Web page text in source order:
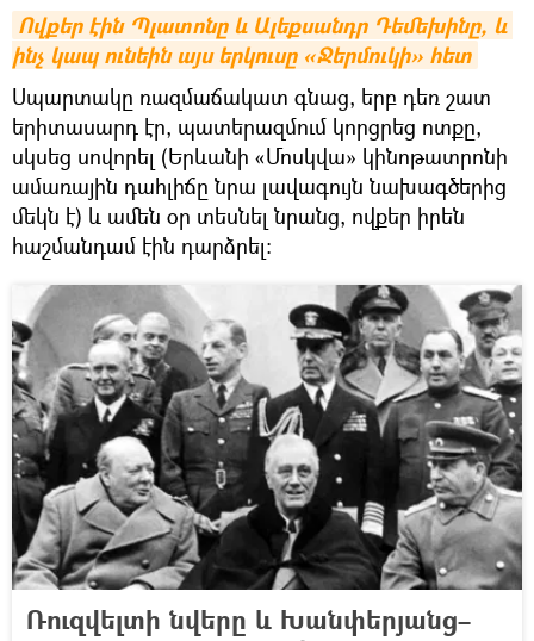
Ովքեր էին Պլատոնը և Ալեքսանդր Դեմեխինը, և
ինչ կապ ունեին այս երկուսը «Ջերմուկի» հետ
Սպարտակը ռազմաճակատ գնաց, երբ դեռ շատ
երիտասարդ էր, պատերազմում կորցրեց ոտքը,
սկսեց սովորել (Երևանի «Մոսկվա» կինոթատրոնի
ամառային դահլիճը նրա լավագույն նախագծերից
մեկն է) և ամեն օր տեսնել նրանց, ովքեր իրեն
հաշմանդամ էին դարձրել։
Ռուզվելտի նվերը և Խանփերյանց–